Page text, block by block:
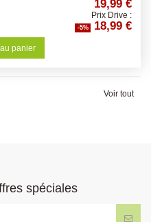
19,99 €
Prix Drive :
-5% 18,99 €
panier
Voir tout
spéciales